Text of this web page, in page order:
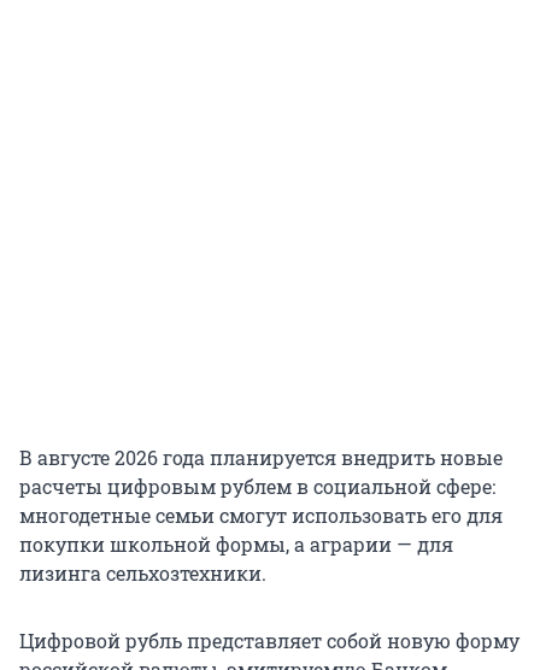
В августе 2026 года планируется внедрить новые
расчеты цифровым рублем в социальной сфере:
многодетные семьи смогут использовать его для
покупки школьной формы, а аграрии — для
лизинга сельхозтехники.
Цифровой рубль представляет собой новую форму